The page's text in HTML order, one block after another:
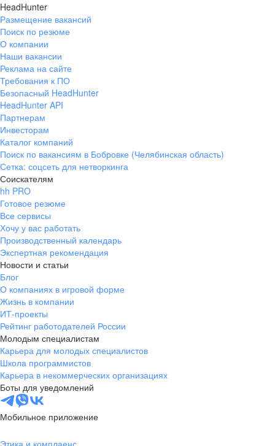
HeadHunter
Размещение вакансий
Поиск по резюме
О компании
Наши вакансии
Реклама на сайте
Требования к ПО
Безопасный HeadHunter
HeadHunter API
Партнерам
Инвесторам
Каталог компаний
Поиск по вакансиям в Бобровке (Челябинская область)
Сетка: соцсеть для нетворкинга
Соискателям
hh PRO
Готовое резюме
Все сервисы
Хочу у вас работать
Производственный календарь
Экспертная рекомендация
Новости и статьи
Блог
О компаниях в игровой форме
Жизнь в компании
ИТ-проекты
Рейтинг работодателей России
Молодым специалистам
Карьера для молодых специалистов
Школа программистов
Карьера в некоммерческих организациях
Боты для уведомлений
Мобильное приложение